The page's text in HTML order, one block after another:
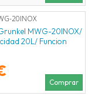
20INOX
MWG-20INOX/
20L/ Funcion
Comprar